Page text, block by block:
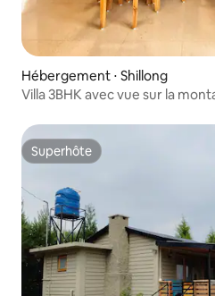
Hébergement ⋅ Shillong
Villa 3BHK avec vue sur la
Superhôte
Superhôte